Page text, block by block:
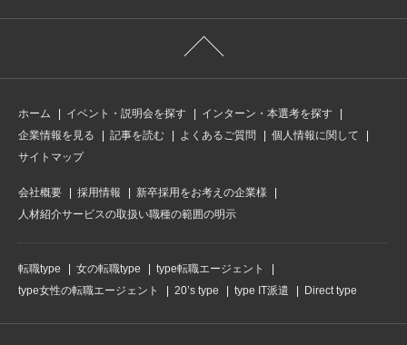
ホーム イベント・説明会を探す
インターン・本選考を探す
企業情報を見る
記事を読む よくあるご質問
個人情報に関して
サイトマップ
会社概要 採用情報
新卒採用をお考えの企業様
人材紹介サービスの取扱い職種の範囲の明示
転職type 女の転職type
type転職エージェント
type女性の転職エージェント
20’s type type IT派遣 Direct type